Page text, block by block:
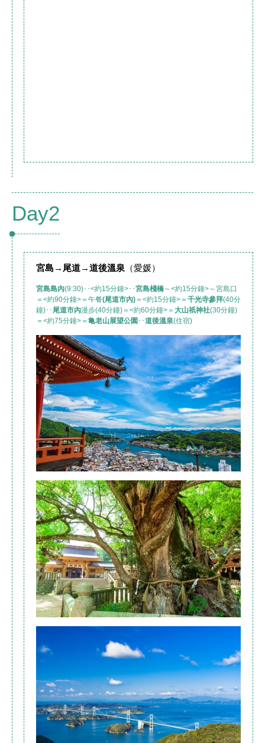
Day2
宮島 → 尾道→道後溫泉 （愛媛）
宮島島內(9:30)･･<約15分鐘>･･宮島棧橋～<約15分鐘>～宮島口
＝<約90分鐘>＝午餐(尾道市內) ＝<約15分鐘>＝ 千光寺參拜(40分
鐘)･･ 尾道市內漫步(40分鐘)＝<約60分鐘>＝ 大山祇神社(30分鐘)
＝<約75分鐘>＝ 亀老山展望公園 ･･道後溫泉(住宿)